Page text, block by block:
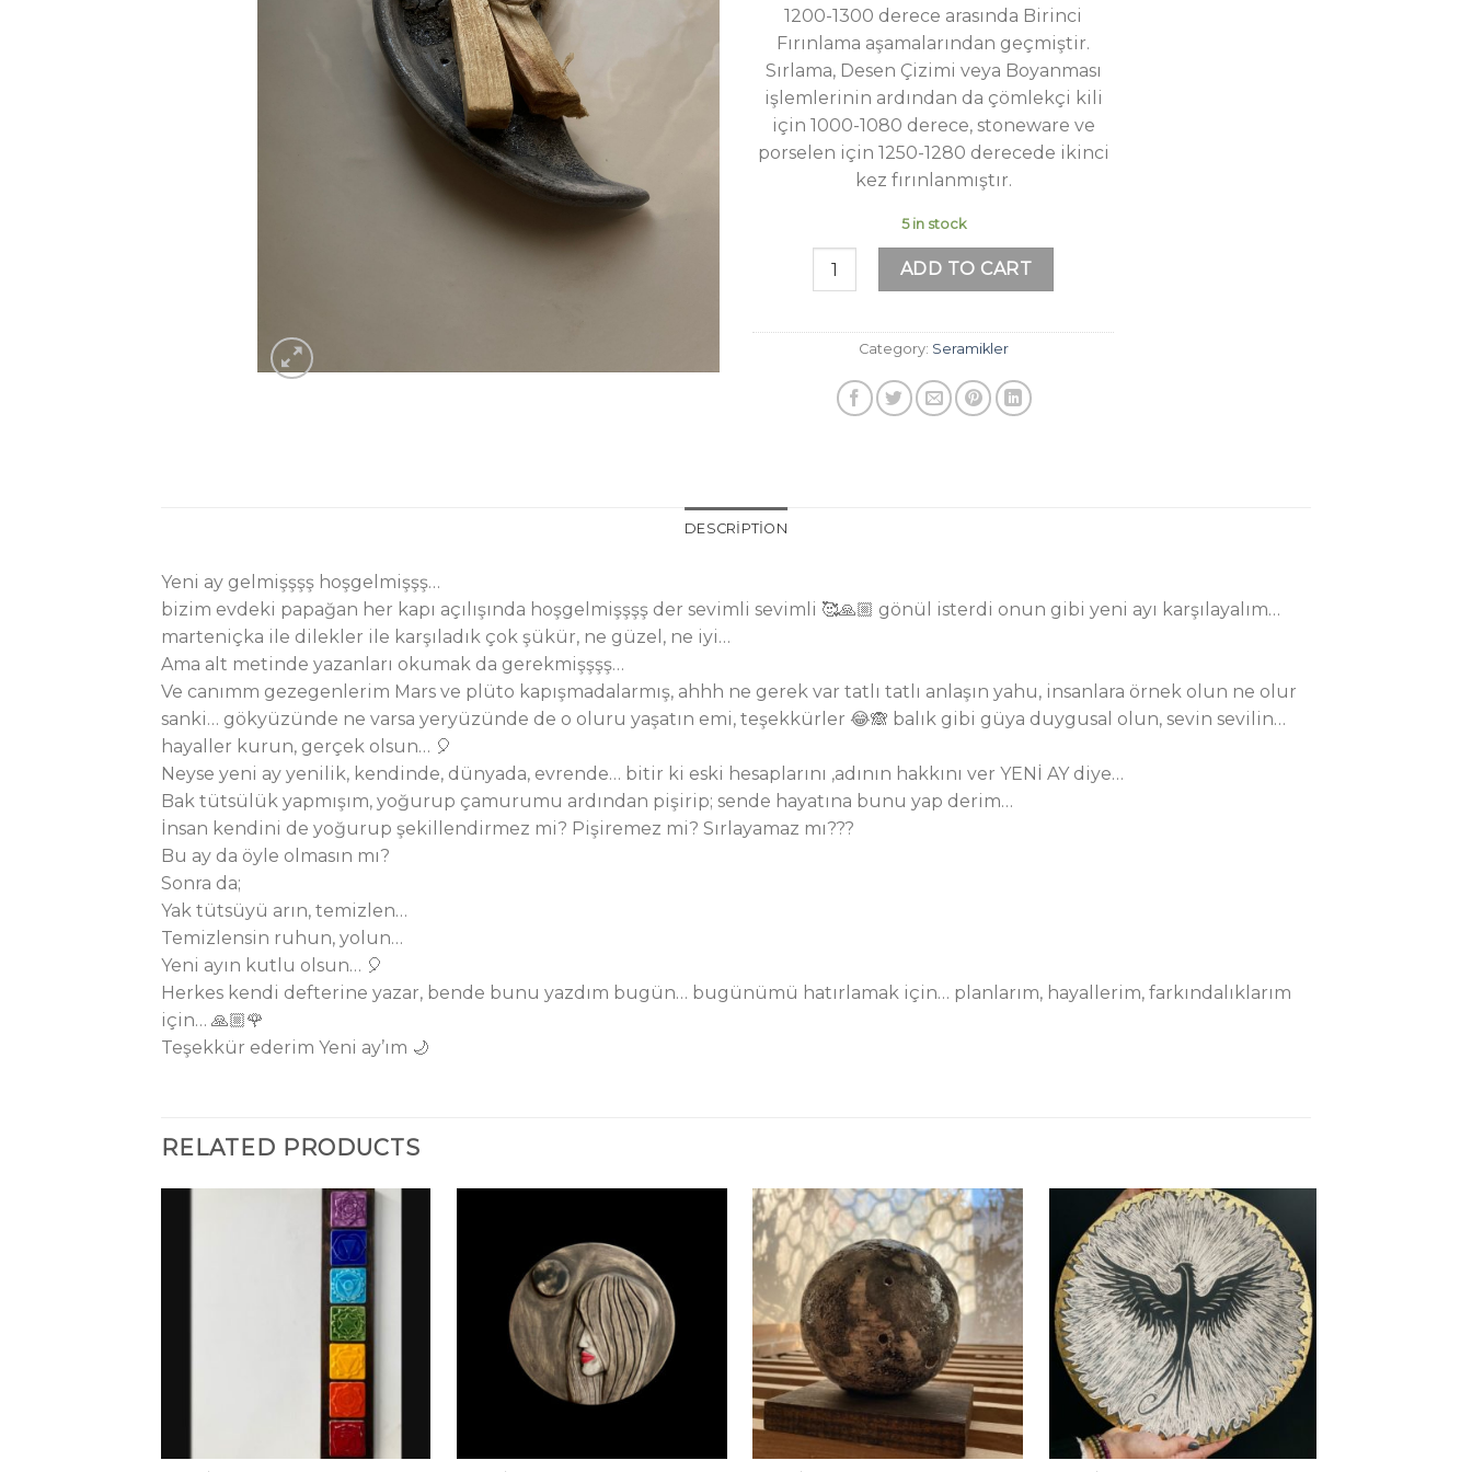
1200-1300 derece arasında Birinci
Fırınlama aşamalarından geçmiştir.
Sırlama, Desen Çizimi veya Boyanması
işlemlerinin ardından da çömlekçi kili
için 1000-1080 derece, stoneware ve
porselen için 1250-1280 derecede ikinci
kez fırınlanmıştır.
5 in stock
Yeni Ay quantityADD TO CART
Category: Seramikler
DESCRIPTION
Yeni ay gelmişşşş hoşgelmişşş…
bizim evdeki papağan her kapı açılışında hoşgelmişşşş der sevimli sevimli 🥰🙏🏼 gönül isterdi onun gibi yeni ayı karşılayalım…
marteniçka ile dilekler ile karşıladık çok şükür, ne güzel, ne iyi…
Ama alt metinde yazanları okumak da gerekmişşşş…
Ve canımm gezegenlerim Mars ve plüto kapışmadalarmış, ahhh ne gerek var tatlı tatlı anlaşın yahu, insanlara örnek olun ne olur
sanki… gökyüzünde ne varsa yeryüzünde de o oluru yaşatın emi, teşekkürler 😂🙈 balık gibi güya duygusal olun, sevin sevilin…
hayaller kurun, gerçek olsun… 🎈
Neyse yeni ay yenilik, kendinde, dünyada, evrende… bitir ki eski hesaplarını ,adının hakkını ver YENİ AY diye…
Bak tütsülük yapmışım, yoğurup çamurumu ardından pişirip; sende hayatına bunu yap derim…
İnsan kendini de yoğurup şekillendirmez mi? Pişiremez mi? Sırlayamaz mı???
Bu ay da öyle olmasın mı?
Sonra da;
Yak tütsüyü arın, temizlen…
Temizlensin ruhun, yolun…
Yeni ayın kutlu olsun… 🎈
Herkes kendi defterine yazar, bende bunu yazdım bugün… bugünümü hatırlamak için… planlarım, hayallerim, farkındalıklarım
için… 🙏🏼🌹
Teşekkür ederim Yeni ay’ım 🌙
RELATED PRODUCTS